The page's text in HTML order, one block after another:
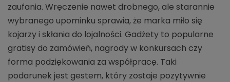
zaufania. Wręczenie nawet drobnego, ale starannie
wybranego upominku sprawia, że marka miło się
kojarzy i skłania do lojalności. Gadżety to popularne
gratisy do zamówień, nagrody w konkursach czy
forma podziękowania za współpracę. Taki
podarunek jest gestem, który zostaje pozytywnie